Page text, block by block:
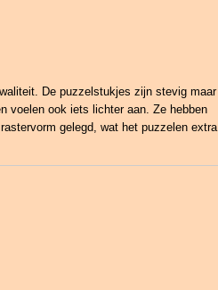
De puzzelstukjes zijn stevig maar
voelen ook iets lichter aan. Ze hebben
gelegd, wat het puzzelen extra